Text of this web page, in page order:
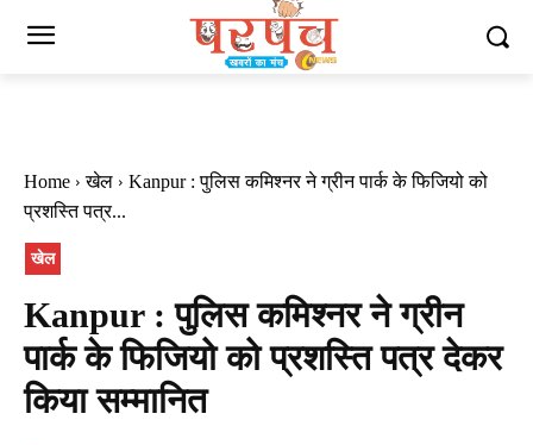
Home खेल
Kanpur : पुलिस कमिश्नर ने ग्रीन पार्क के फिजियो को
प्रशस्ति पत्र...
खेल
Kanpur : पुलिस कमिश्नर ने ग्रीन
पार्क के फिजियो को प्रशस्ति पत्र देकर
किया सम्मानित